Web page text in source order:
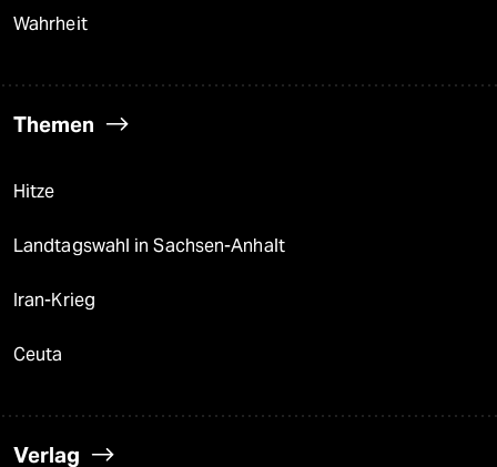
Wahrheit
Themen
Hitze
Landtagswahl in Sachsen-Anhalt
Iran-Krieg
Ceuta
Verlag